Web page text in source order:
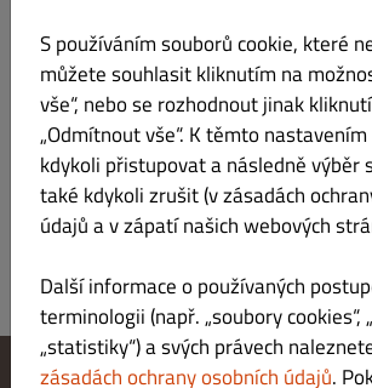
200g Naše kuřecí stripsy, dip dle výběru,
domácí hranolky A: 1,3,7,11
S používáním souborů cookie, které
můžete souhlasit kliknutím na
vše“, nebo se rozhodnout jinak
„Odmítnout vše“. K těmto
kdykoli přistupovat a následně výběr
také kdykoli zrušit (v zásadách
údajů a v zápatí našich webových
Další informace o používaných
terminologii (např. „soubory cookies“,
„statistiky“) a svých právech
zásadách ochrany osobních údajů.